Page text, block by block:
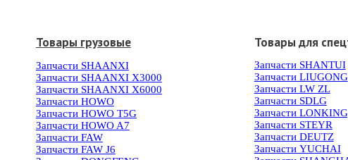
Товары грузовые
Запчасти SHAANXI
Запчасти SHAANXI X3000
Запчасти SHAANXI X6000
Запчасти HOWO
Запчасти HOWO T5G
Запчасти HOWO A7
Запчасти FAW
Запчасти FAW J6
Товары для
Запчасти SHANTUI
Запчасти LIUGONG
Запчасти LW ZL
Запчасти SDLG
Запчасти
Запчасти STEYR
Запчасти DEUTZ
Запчасти YUCHAI